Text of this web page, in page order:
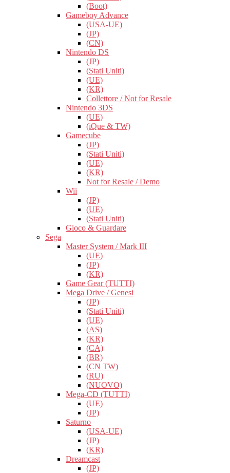
(Boot)
Gameboy Advance
(USA-UE)
(JP)
(CN)
Nintendo DS
(JP)
(Stati Uniti)
(UE)
(KR)
Collettore / Not for Resale
Nintendo 3DS
(UE)
(iQue & TW)
Gamecube
(JP)
(Stati Uniti)
(UE)
(KR)
Not for Resale / Demo
Wii
(JP)
(UE)
(Stati Uniti)
Gioco & Guardare
Sega
Master System / Mark III
(UE)
(JP)
(KR)
Game Gear (TUTTI)
Mega Drive / Genesi
(JP)
(Stati Uniti)
(UE)
(AS)
(KR)
(CA)
(BR)
(CN TW)
(RU)
(NUOVO)
Mega-CD (TUTTI)
(UE)
(JP)
Saturno
(USA-UE)
(JP)
(KR)
Dreamcast
(JP)